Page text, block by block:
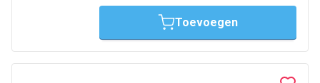
Toevoegen